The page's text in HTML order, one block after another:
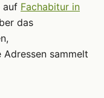
auf Fachabitur in
das
sammelt